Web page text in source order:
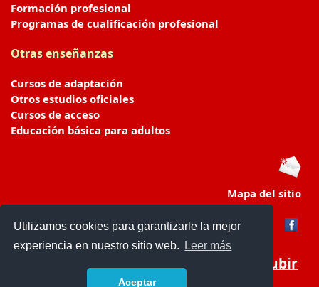
Utilizamos cookies para garantizarle la mejor
experiencia en nuestro sitio web.
Leer más
Aceptar
Formación profesional
Programas de cualificación profesional
Otras enseñanzas
Cursos de adaptación
Otros estudios oficiales
Cursos de acceso
Educación básica para adultos
Mapa del sitio
Subir